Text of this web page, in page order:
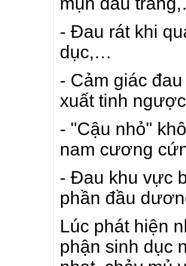
- Đau rát khi
dục,…
- Cảm giác
xuất tinh
- "Cậu nhỏ"
nam cương
- Đau khu vực
phần đầu
Lúc phát hiện
phận sinh dục